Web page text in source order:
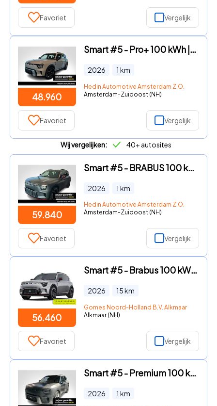
Favoriet Vergelijk
48.960
Smart #5 - Pro+ 100 kWh | *Bijtelling vanaf € 295, - per maand!* | Pano
2026 1 km
Hedin Automotive Amsterdam Z.O.
Amsterdam-Zuidoost (NH)
Favoriet Vergelijk
Wij vergelijken: 40+ autosites
59.840
Smart #5 - BRABUS 100 kWh | *Bijtelling vanaf € 357, - per maand!* | Pa
2026 1 km
Hedin Automotive Amsterdam Z.O.
Amsterdam-Zuidoost (NH)
Favoriet Vergelijk
56.460
Smart #5 - Brabus 100 kWh VAKANTIE DEALS! | Van € 63.460, - voor € 56.4
2026 15km
Gomes Noord-Holland B.V. Alkmaar
Alkmaar (NH)
Favoriet Vergelijk
Smart #5 - Premium 100 kWh | *Bijtelling vanaf € 320, - per maand!* | S
2026 1 km